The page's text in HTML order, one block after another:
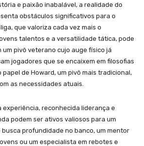
e paixão inabalável, a realidade do
obstáculos significativos para o
que valoriza cada vez mais o
talentos e a versatilidade tática, pode
um pivô veterano cujo auge físico já
jogadores que se encaixem em filosofias
papel de Howard, um pivô mais tradicional,
as necessidades atuais.
experiência, reconhecida liderança e
podem ser ativos valiosos para um
profundidade no banco, um mentor
ou um especialista em rebotes e